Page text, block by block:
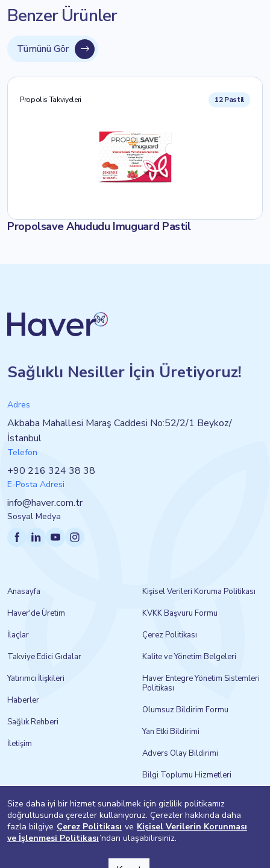
Benzer Ürünler
Tümünü Gör
Propolis Takviyeleri 12 Pastil
Propolsave Ahududu Imuguard Pastil
Sağlıklı Nesiller İçin Üretiyoruz!
Adres
Akbaba Mahallesi Maraş Caddesi No:52/2/1 Beykoz/
İstanbul
Telefon
+90 216 324 38 38
E-Posta Adresi
info@haver.com.tr
Sosyal Medya
Anasayfa
Haver'de Üretim
İlaçlar
Takviye Edici Gıdalar
Yatırımcı İlişkileri
Haberler
Sağlık Rehberi
İletişim
Kişisel Verileri Koruma Politikası
KVKK Başvuru Formu
Çerez Politikası
Kalite ve Yönetim Belgeleri
Haver Entegre Yönetim Sistemleri
Politikası
Olumsuz Bildirim Formu
Yan Etki Bildirimi
Advers Olay Bildirimi
Bilgi Toplumu Hizmetleri
Size daha iyi bir hizmet sunabilmek için gizlilik politikamız
doğrultusunda çerezler kullanıyoruz. Çerezler hakkında daha
fazla bilgiye Çerez Politikası ve Kişisel Verilerin Korunması
ve İşlenmesi Politikası’ndan ulaşabilirsiniz.